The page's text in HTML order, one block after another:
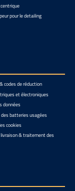
pour le detailing
codes de réduction
et électroniques
données
batteries usagées
cookies
& traitement des